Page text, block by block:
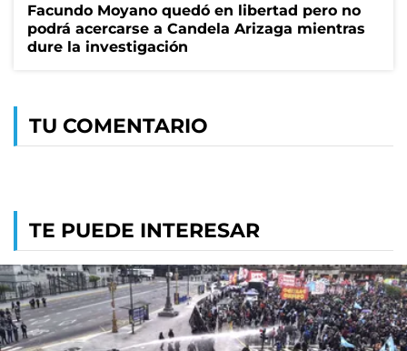
Facundo Moyano quedó en libertad pero no
podrá acercarse a Candela Arizaga mientras
dure la investigación
TU COMENTARIO
TE PUEDE INTERESAR